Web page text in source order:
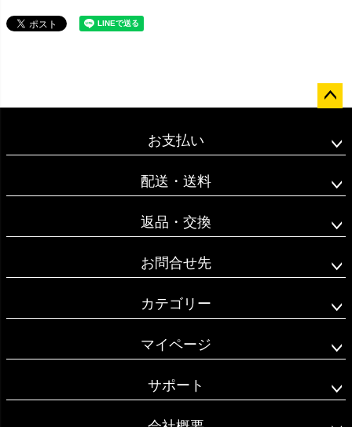
ップ
お支払い
配送・送料
返品・交換
お問合せ先
カテゴリー
マイページ
サポート